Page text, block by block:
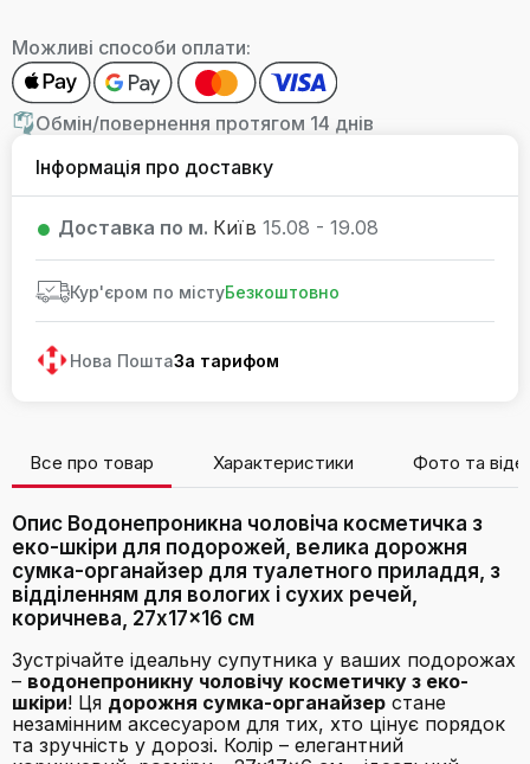
Можливі способи оплати:
Обмін/повернення протягом 14 днів
Інформація про доставку
Доставка по м. Київ 15.08 - 19.08
Кур'єром по містуБезкоштовно
Нова ПоштаЗа тарифом
Все про товар Характеристики Фото та
Опис Водонепроникна чоловіча косметичка з
еко-шкіри для подорожей, велика дорожня
сумка-органайзер для туалетного приладдя, з
відділенням для вологих і сухих речей,
коричнева, 27x17x16 см
Зустрічайте ідеальну супутника у ваших подорожах
– водонепроникну чоловічу косметичку з еко-
шкіри! Ця дорожня сумка-органайзер стане
незамінним аксесуаром для тих, хто цінує порядок
та зручність у дорозі. Колір – елегантний